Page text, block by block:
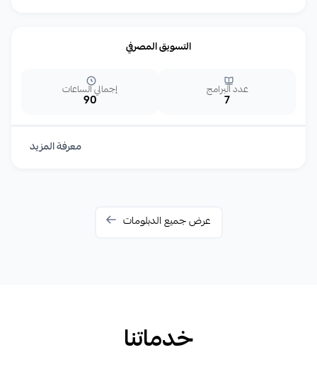
التسويق المصرفي
عدد البرامج
90
إجمالي الساعات
معرفة المزيد
عرض جميع الدبلومات
خدماتنا